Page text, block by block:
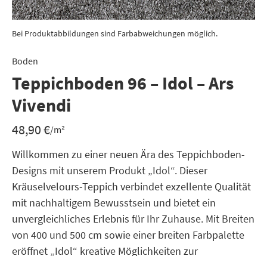
Bei Produktabbildungen sind Farbabweichungen möglich.
Boden
Teppichboden 96 – Idol – Ars
Vivendi
48,90€/m²
Willkommen zu einer neuen Ära des Teppichboden-
Designs mit unserem Produkt „Idol“. Dieser
Kräuselvelours-Teppich verbindet exzellente Qualität
mit nachhaltigem Bewusstsein und bietet ein
unvergleichliches Erlebnis für Ihr Zuhause. Mit Breiten
von 400 und 500 cm sowie einer breiten Farbpalette
eröffnet „Idol“ kreative Möglichkeiten zur